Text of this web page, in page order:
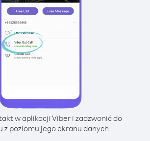
w aplikacji Viber i zadzwonić do
z poziomu jego ekranu danych